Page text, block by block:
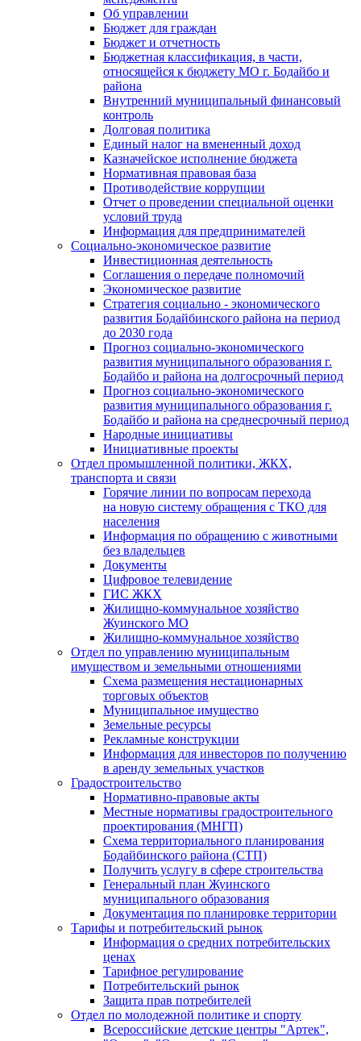
Об управлении
Бюджет для граждан
Бюджет и отчетность
Бюджетная классификация, в части,
относящейся к бюджету МО г. Бодайбо и
района
Внутренний муниципальный финансовый
контроль
Долговая политика
Единый налог на вмененный доход
Казначейское исполнение бюджета
Нормативная правовая база
Противодействие коррупции
Отчет о проведении специальной оценки
условий труда
Информация для предпринимателей
Социально-экономическое развитие
Инвестиционная деятельность
Соглашения о передаче полномочий
Экономическое развитие
Стратегия социально - экономического
развития Бодайбинского района на период
до 2030 года
Прогноз социально-экономического
развития муниципального образования г.
Бодайбо и района на долгосрочный период
Прогноз социально-экономического
развития муниципального образования г.
Бодайбо и района на среднесрочный период
Народные инициативы
Инициативные проекты
Отдел промышленной политики, ЖКХ,
транспорта и связи
Горячие линии по вопросам перехода
на новую систему обращения с ТКО для
населения
Информация по обращению с животными
без владельцев
Документы
Цифровое телевидение
ГИС ЖКХ
Жилищно-коммунальное хозяйство
Жуинского МО
Жилищно-коммунальное хозяйство
Отдел по управлению муниципальным
имуществом и земельными отношениями
Схема размещения нестационарных
торговых объектов
Муниципальное имущество
Земельные ресурсы
Рекламные конструкции
Информация для инвесторов по получению
в аренду земельных участков
Градостроительство
Нормативно-правовые акты
Местные нормативы градостроительного
проектирования (МНГП)
Схема территориального планирования
Бодайбинского района (СТП)
Получить услугу в сфере строительства
Генеральный план Жуинского
муниципального образования
Документация по планировке территории
Тарифы и потребительский рынок
Информация о средних потребительских
ценах
Тарифное регулирование
Потребительский рынок
Защита прав потребителей
Отдел по молодежной политике и спорту
Всероссийские детские центры "Артек",